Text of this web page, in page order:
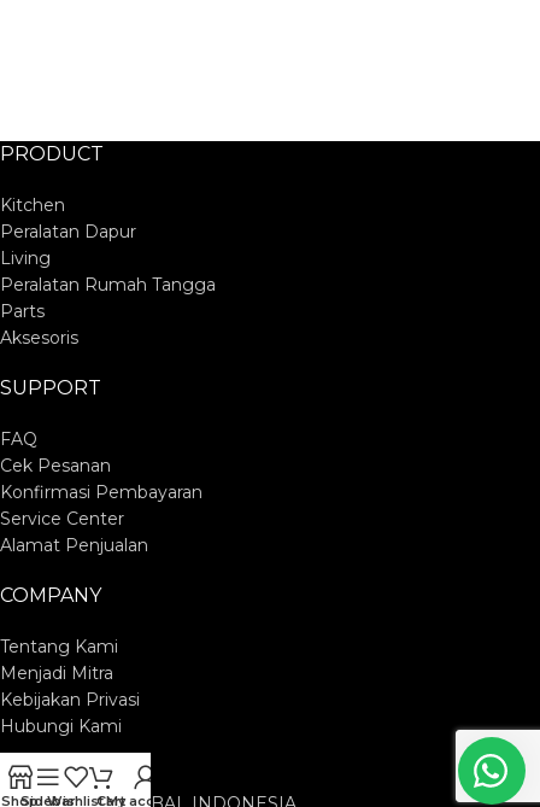
PRODUCT
Kitchen
Peralatan Dapur
Living
Peralatan Rumah Tangga
Parts
Aksesoris
SUPPORT
FAQ
Cek Pesanan
Konfirmasi Pembayaran
Service Center
Alamat Penjualan
COMPANY
Tentang Kami
Menjadi Mitra
Kebijakan Privasi
Hubungi Kami
ShopSidebarWishlistCart
My account